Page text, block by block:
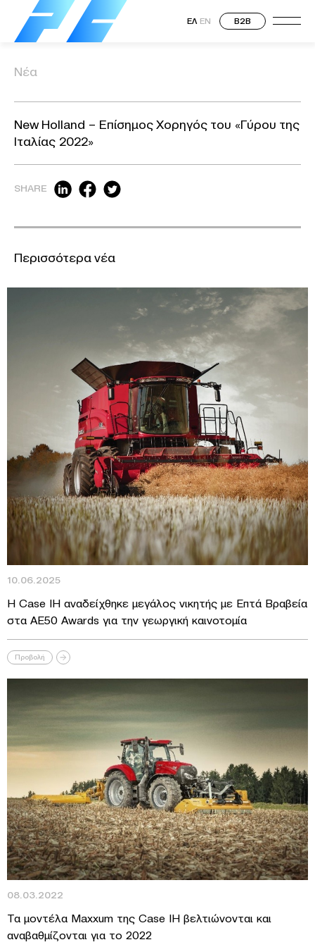
ΕΛ EN B2B
Νέα
New Holland – Επίσημος Χορηγός του «Γύρου της
Ιταλίας 2022»
SHARE
Περισσότερα νέα
10.06.2025
Η Case IH αναδείχθηκε μεγάλος νικητής με Επτά Βραβεία
στα AE50 Awards για την γεωργική καινοτομία
Προβολή
08.03.2022
Τα μοντέλα Maxxum της Case IH βελτιώνονται και
αναβαθμίζονται για το 2022